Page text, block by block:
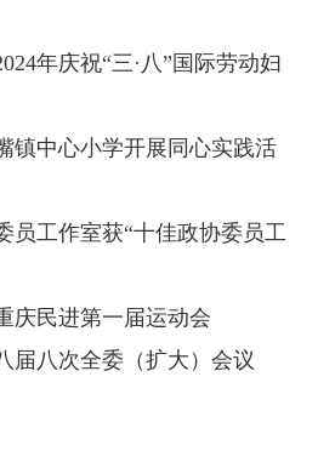
年庆祝“三·八”国际劳动妇
镇中心小学开展同心实践活
员工作室获“十佳政协委员工
庆民进第一届运动会
届八次全委（扩大）会议